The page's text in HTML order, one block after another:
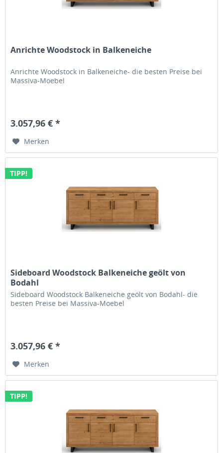
Anrichte Woodstock in Balkeneiche
Anrichte Woodstock in Balkeneiche- die besten Preise bei
Massiva-Moebel
3.057,96 € *
Merken
TIPP!
Sideboard Woodstock Balkeneiche geölt von
Bodahl
Sideboard Woodstock Balkeneiche geölt von Bodahl- die
besten Preise bei Massiva-Moebel
3.057,96 € *
Merken
TIPP!